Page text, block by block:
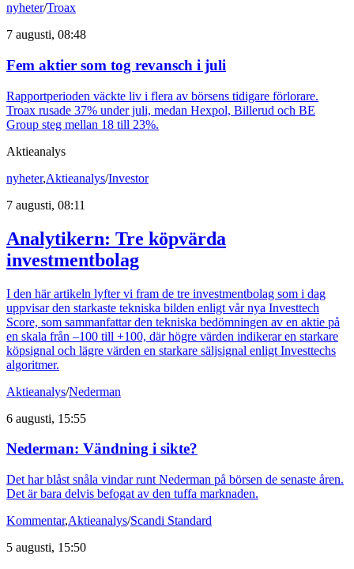
nyheter/Troax
7 augusti, 08:48
Fem aktier som tog revansch i juli
Rapportperioden väckte liv i flera av börsens tidigare förlorare.
Troax rusade 37% under juli, medan Hexpol, Billerud och BE
Group steg mellan 18 till 23%.
Aktieanalys
nyheter,Aktieanalys/Investor
7 augusti, 08:11
Analytikern: Tre köpvärda
investmentbolag
I den här artikeln lyfter vi fram de tre investmentbolag som i dag
uppvisar den starkaste tekniska bilden enligt vår nya Investtech
Score, som sammanfattar den tekniska bedömningen av en aktie på
en skala från –100 till +100, där högre värden indikerar en starkare
köpsignal och lägre värden en starkare säljsignal enligt Investtechs
algoritmer.
Aktieanalys/Nederman
6 augusti, 15:55
Nederman: Vändning i sikte?
Det har blåst snåla vindar runt Nederman på börsen de senaste åren.
Det är bara delvis befogat av den tuffa marknaden.
Kommentar,Aktieanalys/Scandi Standard
5 augusti, 15:50